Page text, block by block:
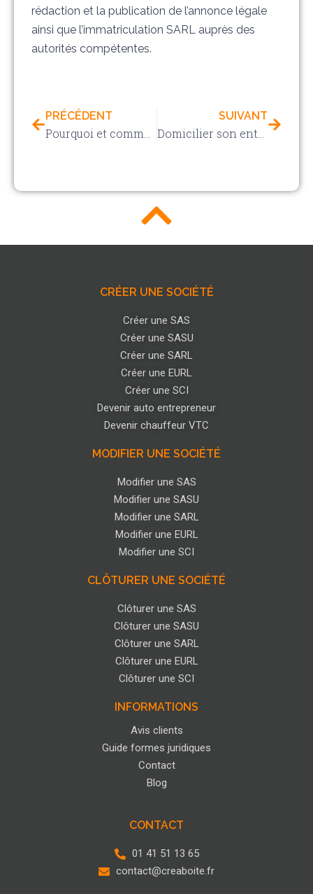
rédaction et la publication de l’annonce légale
ainsi que l’immatriculation SARL auprès des
autorités compétentes.
PRÉCÉDENT
Pourquoi et comment modifier son Kbis ? guide essentiel pour les entreprises
SUIVANT
Domicilier son entreprise chez soi en tant que locataire : guide complet
CRÉER UNE SOCIÉTÉ
Créer une SAS
Créer une SASU
Créer une SARL
Créer une EURL
Créer une SCI
Devenir auto entrepreneur
Devenir chauffeur VTC
MODIFIER UNE SOCIÉTÉ
Modifier une SAS
Modifier une SASU
Modifier une SARL
Modifier une EURL
Modifier une SCI
CLÔTURER UNE SOCIÉTÉ
Clôturer une SAS
Clôturer une SASU
Clôturer une SARL
Clôturer une EURL
Clôturer une SCI
INFORMATIONS
Avis clients
Guide formes juridiques
Contact
Blog
CONTACT
01 41 51 13 65
contact@creaboite.fr